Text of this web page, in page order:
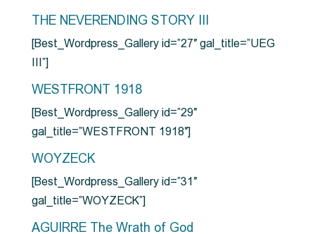
THE NEVERENDING STORY III
[Best_Wordpress_Gallery id=”27″ gal_title=”UEG
III”]
WESTFRONT 1918
[Best_Wordpress_Gallery id=”29″
gal_title=”WESTFRONT 1918″]
WOYZECK
[Best_Wordpress_Gallery id=”31″
gal_title=”WOYZECK”]
AGUIRRE The Wrath of God